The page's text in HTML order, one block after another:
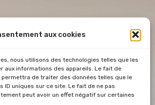
aux cookies
nous utilisons des technologies telles que les
aux informations des appareils. Le fait de
de traiter des données telles que le
ID uniques sur ce site. Le fait de ne pas
peut avoir un effet négatif sur certaines